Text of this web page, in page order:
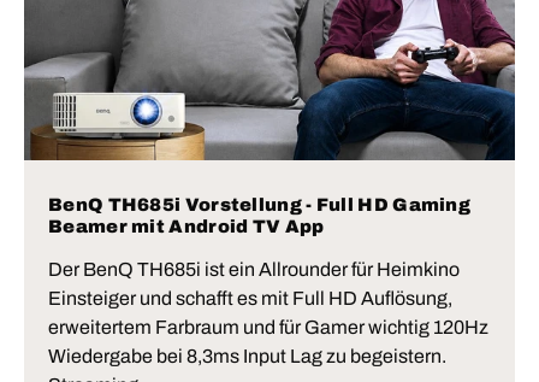
BenQ TH685i Vorstellung - Full HD Gaming
Beamer mit Android TV App
Der BenQ TH685i ist ein Allrounder für Heimkino
Einsteiger und schafft es mit Full HD Auflösung,
erweitertem Farbraum und für Gamer wichtig 120Hz
Wiedergabe bei 8,3ms Input Lag zu begeistern.